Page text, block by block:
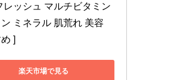
レッシュ マルチビタミン
ン ミネラル 肌荒れ 美容
]
楽天市場で見る